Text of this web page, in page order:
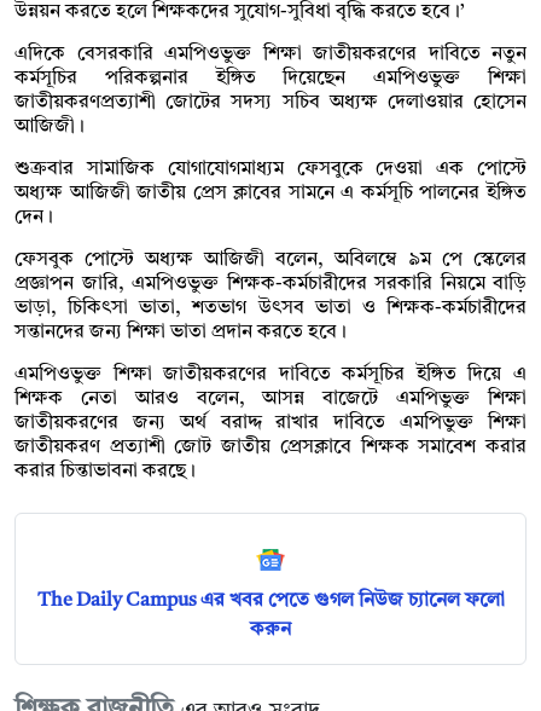
উন্নয়ন করতে হলে শিক্ষকদের সুযোগ-সুবিধা বৃদ্ধি করতে হবে।’
এদিকে বেসরকারি এমপিওভুক্ত শিক্ষা জাতীয়করণের দাবিতে নতুন
কর্মসূচির পরিকল্পনার ইঙ্গিত দিয়েছেন এমপিওভুক্ত শিক্ষা
জাতীয়করণপ্রত্যাশী জোটের সদস্য সচিব অধ্যক্ষ দেলাওয়ার হোসেন
আজিজী।
শুক্রবার সামাজিক যোগাযোগমাধ্যম ফেসবুকে দেওয়া এক পোস্টে
অধ্যক্ষ আজিজী জাতীয় প্রেস ক্লাবের সামনে এ কর্মসূচি পালনের ইঙ্গিত
দেন।
ফেসবুক পোস্টে অধ্যক্ষ আজিজী বলেন, অবিলম্বে ৯ম পে স্কেলের
প্রজ্ঞাপন জারি, এমপিওভুক্ত শিক্ষক-কর্মচারীদের সরকারি নিয়মে বাড়ি
ভাড়া, চিকিৎসা ভাতা, শতভাগ উৎসব ভাতা ও শিক্ষক-কর্মচারীদের
সন্তানদের জন্য শিক্ষা ভাতা প্রদান করতে হবে।
এমপিওভুক্ত শিক্ষা জাতীয়করণের দাবিতে কর্মসূচির ইঙ্গিত দিয়ে এ
শিক্ষক নেতা আরও বলেন, আসন্ন বাজেটে এমপিভুক্ত শিক্ষা
জাতীয়করণের জন্য অর্থ বরাদ্দ রাখার দাবিতে এমপিভুক্ত শিক্ষা
জাতীয়করণ প্রত্যাশী জোট জাতীয় প্রেসক্লাবে শিক্ষক সমাবেশ করার
করার চিন্তাভাবনা করছে।
The Daily Campus এর খবর পেতে গুগল নিউজ চ্যানেল ফলো
করুন